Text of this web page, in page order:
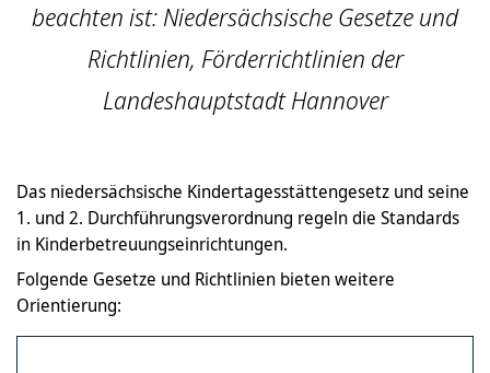
beachten ist: Niedersächsische Gesetze und
Richtlinien, Förderrichtlinien der
Landeshauptstadt Hannover
Das niedersächsische Kindertagesstättengesetz und seine
1. und 2. Durchführungsverordnung regeln die Standards
in Kinderbetreuungseinrichtungen.
Folgende Gesetze und Richtlinien bieten weitere
Orientierung: